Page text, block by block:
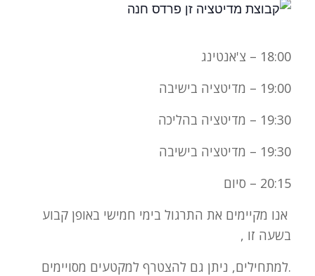
18:00 – צ'אנטינג
19:00 – מדיטציה בישיבה
19:30 – מדיטציה בהליכה
19:30 – מדיטציה בישיבה
20:15 – סיום
אנו מקיימים את התרגול בימי חמישי באופן קבוע
בשעה זו ,
.למתחילים, ניתן גם להצטרף למקטעים מסויימים